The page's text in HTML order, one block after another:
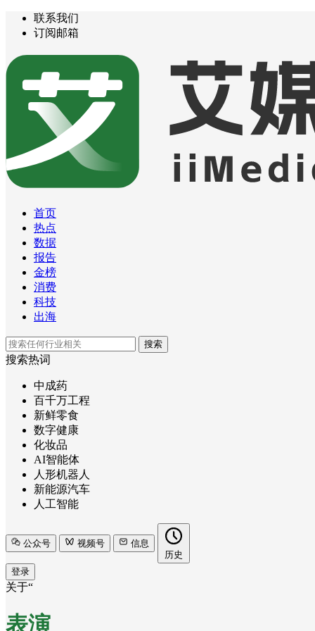
联系我们
订阅邮箱
首页
热点
数据
报告
金榜
消费
科技
出海
搜索
搜索热词
中成药
百千万工程
新鲜零食
数字健康
化妆品
AI智能体
人形机器人
新能源汽车
人工智能
公众号 视频号
信息
历史
登录
关于“
表演